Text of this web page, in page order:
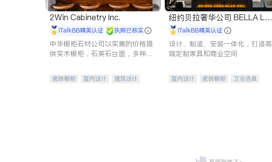
2Win Cabinetry Inc.
iTalkBB精英认证 执照已核实
中华橱柜石材公司以实惠的价格提
供实木橱柜，石英石台面，多种优
机。品质厨房，家的选择。
瓷砖橱柜 室内设计
建筑设计
纽约贝拉奢华公司 BELLA LUX
E iTalkBB精英认证
设计、制造、安装一体化，打造高
端定制家具和商业空间
室内设计 瓷砖橱柜
卫浴洁具